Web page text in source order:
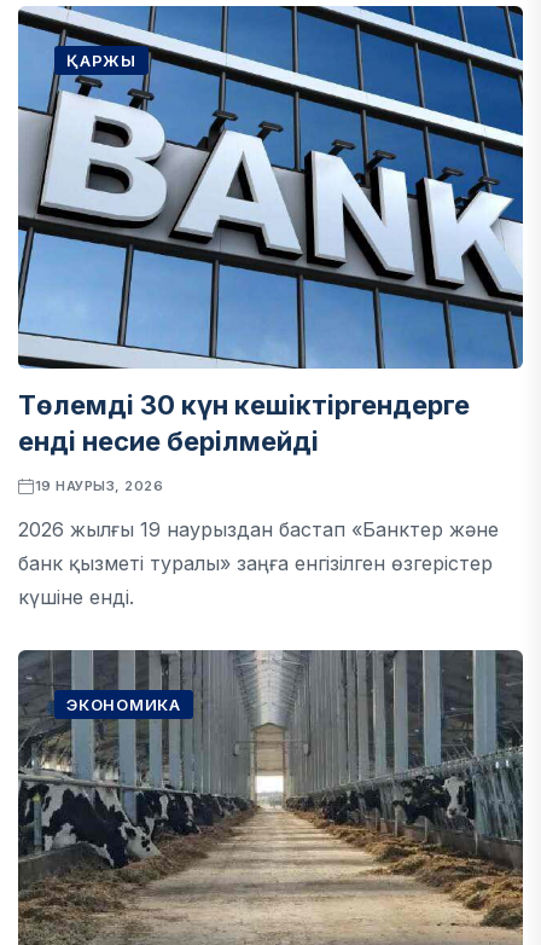
ҚАРЖЫ
Төлемді 30 күн кешіктіргендерге
енді несие берілмейді
19 НАУРЫЗ, 2026
2026 жылғы 19 наурыздан бастап «Банктер және
банк қызметі туралы» заңға енгізілген өзгерістер
күшіне енді.
ЭКОНОМИКА